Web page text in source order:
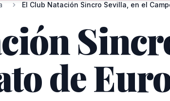
El Club Natación Sincro Sevilla, en el
de